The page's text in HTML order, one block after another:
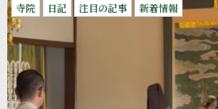
寺院 日記 注目の記事 新着情報